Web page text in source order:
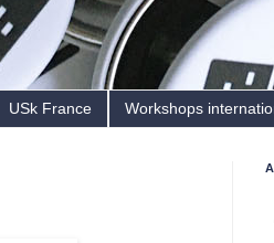
USk France Workshops